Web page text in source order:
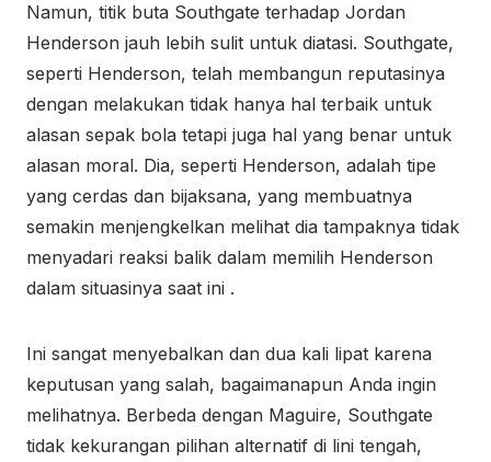
Namun, titik buta Southgate terhadap Jordan
Henderson jauh lebih sulit untuk diatasi. Southgate,
seperti Henderson, telah membangun reputasinya
dengan melakukan tidak hanya hal terbaik untuk
alasan sepak bola tetapi juga hal yang benar untuk
alasan moral. Dia, seperti Henderson, adalah tipe
yang cerdas dan bijaksana, yang membuatnya
semakin menjengkelkan melihat dia tampaknya tidak
menyadari reaksi balik dalam memilih Henderson
dalam situasinya saat ini .
Ini sangat menyebalkan dan dua kali lipat karena
keputusan yang salah, bagaimanapun Anda ingin
melihatnya. Berbeda dengan Maguire, Southgate
tidak kekurangan pilihan alternatif di lini tengah,